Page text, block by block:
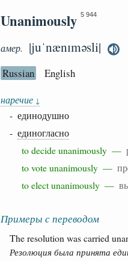
Unanimously 5 944
амер. |juˈnænɪməsli|
Russian English
наречие ↓
- единодушно
- единогласно
to decide unanimously —
to vote unanimously —
to elect unanimously —
Примеры с переводом
The resolution was carried
Резолюция была принята